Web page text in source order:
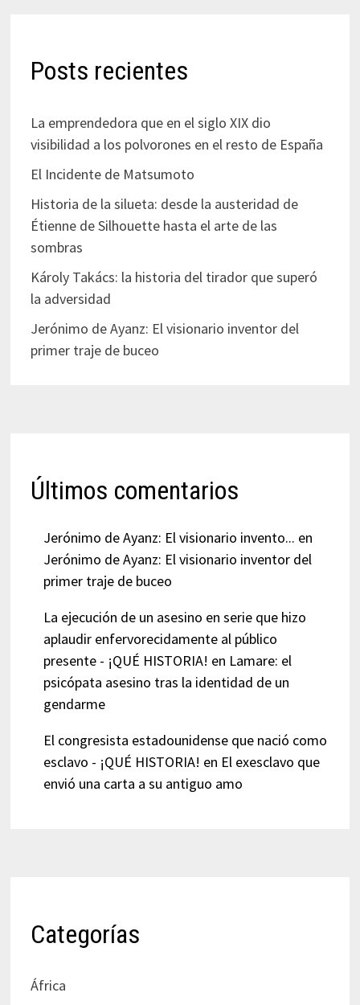
Posts recientes
La emprendedora que en el siglo XIX dio
visibilidad a los polvorones en el resto de España
El Incidente de Matsumoto
Historia de la silueta: desde la austeridad de
Étienne de Silhouette hasta el arte de las
sombras
Károly Takács: la historia del tirador que superó
la adversidad
Jerónimo de Ayanz: El visionario inventor del
primer traje de buceo
Últimos comentarios
Jerónimo de Ayanz: El visionario invento... en
Jerónimo de Ayanz: El visionario inventor del
primer traje de buceo
La ejecución de un asesino en serie que hizo
aplaudir enfervorecidamente al público
presente - ¡QUÉ HISTORIA! en Lamare: el
psicópata asesino tras la identidad de un
gendarme
El congresista estadounidense que nació como
esclavo - ¡QUÉ HISTORIA! en El exesclavo que
envió una carta a su antiguo amo
Categorías
África